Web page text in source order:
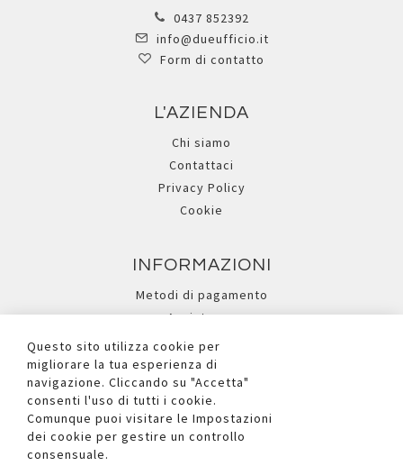
0437 852392
info@dueufficio.it
Form di contatto
L'AZIENDA
Chi siamo
Contattaci
Privacy Policy
Cookie
INFORMAZIONI
Metodi di pagamento
Assistenza
Ricerca avanzata
I NOSTRI SOCIAL
Questo sito utilizza cookie per
migliorare la tua esperienza di
navigazione. Cliccando su "Accetta"
consenti l'uso di tutti i cookie.
Comunque puoi visitare le Impostazioni
dei cookie per gestire un controllo
consensuale.